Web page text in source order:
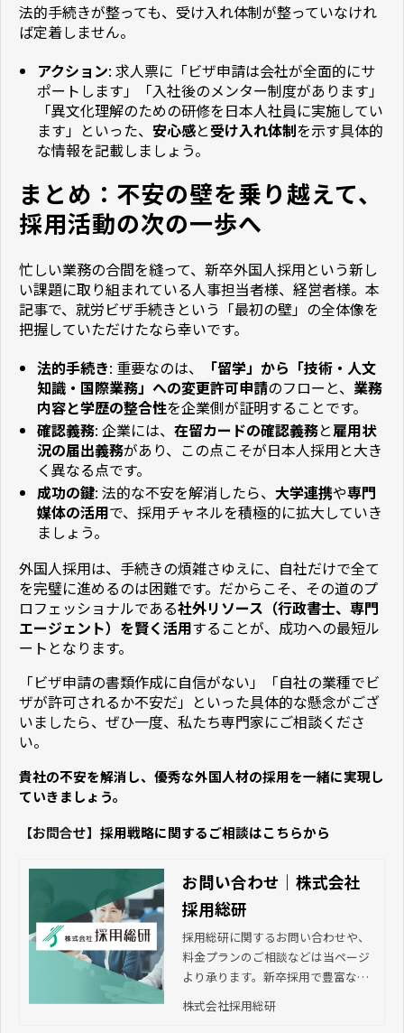
法的手続きが整っても、受け入れ体制が整っていなけれ
ば定着しません。
アクション: 求人票に「ビザ申請は会社が全面的にサ
ポートします」「入社後のメンター制度があります」
「異文化理解のための研修を日本人社員に実施してい
ます」といった、 安心感と受け入れ体制を示す具体的
な情報を記載しましょう。
まとめ：不安の壁を乗り越えて、
採用活動の次の一歩へ
忙しい業務の合間を縫って、新卒外国人採用という新し
い課題に取り組まれている人事担当者様、経営者様。本
記事で、就労ビザ手続きという「最初の壁」の全体像を
把握していただけたなら幸いです。
法的手続き: 重要なのは、
「留学」から「技術・人文
知識・国際業務」への変更許可申請のフローと、 業務
内容と学歴の整合性を企業側が証明することです。
確認義務: 企業には、 在留カードの確認義務と雇用状
況の届出義務があり、この点こそが日本人採用と大き
く異なる点です。
成功の鍵: 法的な不安を解消したら、 大学連携や専門
媒体の活用で、採用チャネルを積極的に拡大していき
ましょう。
外国人採用は、手続きの煩雑さゆえに、自社だけで全て
を完璧に進めるのは困難です。だからこそ、その道のプ
ロフェッショナルである社外リソース（行政書士、専門
エージェント）を賢く活用することが、成功への最短ル
ートとなります。
「ビザ申請の書類作成に自信がない」「自社の業種でビ
ザが許可されるか不安だ」といった具体的な懸念がござ
いましたら、ぜひ一度、私たち専門家にご相談くださ
い。
貴社の不安を解消し、優秀な外国人材の採用を一緒に実現し
ていきましょう。
【お問合せ】 採用戦略に関するご相談はこちらから
お問い合わせ｜株式会社
採用総研
採用総研に関するお問い合わせや、
料金プランのご相談などは当ページ
より承ります。新卒採用で豊富な経
験を持つプロが、採用活動から内定
者のフォローまで総合的にサポー
株式会社採用総研